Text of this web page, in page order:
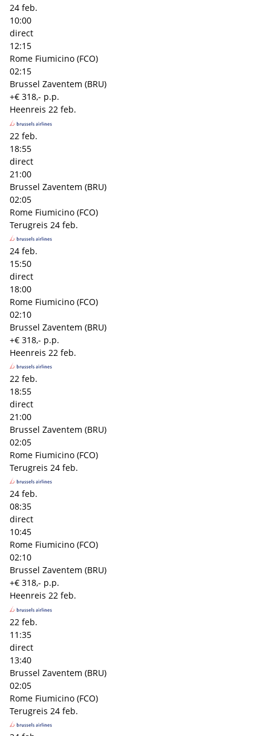
24 feb.
10:00
direct
12:15
Rome Fiumicino (FCO)
02:15
Brussel Zaventem (BRU)
+€ 318,- p.p.
Heenreis 22 feb.
22 feb.
18:55
direct
21:00
Brussel Zaventem (BRU)
02:05
Rome Fiumicino (FCO)
Terugreis 24 feb.
24 feb.
15:50
direct
18:00
Rome Fiumicino (FCO)
02:10
Brussel Zaventem (BRU)
+€ 318,- p.p.
Heenreis 22 feb.
22 feb.
18:55
direct
21:00
Brussel Zaventem (BRU)
02:05
Rome Fiumicino (FCO)
Terugreis 24 feb.
24 feb.
08:35
direct
10:45
Rome Fiumicino (FCO)
02:10
Brussel Zaventem (BRU)
+€ 318,- p.p.
Heenreis 22 feb.
22 feb.
11:35
direct
13:40
Brussel Zaventem (BRU)
02:05
Rome Fiumicino (FCO)
Terugreis 24 feb.